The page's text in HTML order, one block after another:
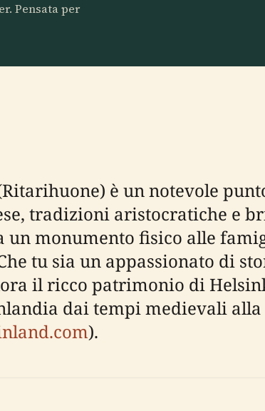
Pensata per
è un notevole
tradizioni aristocratiche e
un monumento fisico alle
tu sia un appassionato di
il ricco patrimonio di
dai tempi medievali
).